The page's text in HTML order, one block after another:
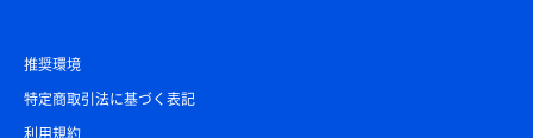
推奨環境
特定商取引法に基づく表記
利用規約